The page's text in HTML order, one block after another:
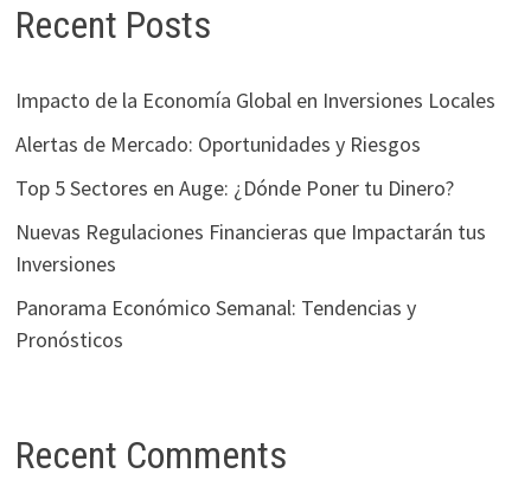
Recent Posts
Impacto de la Economía Global en Inversiones Locales
Alertas de Mercado: Oportunidades y Riesgos
Top 5 Sectores en Auge: ¿Dónde Poner tu Dinero?
Nuevas Regulaciones Financieras que Impactarán tus
Inversiones
Panorama Económico Semanal: Tendencias y
Pronósticos
Recent Comments